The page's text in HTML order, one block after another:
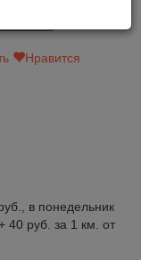
Нравится
в понедельник
40 руб. за 1 км. от